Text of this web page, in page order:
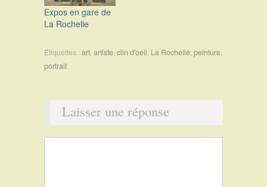
Expos en gare de
La Rochelle
Étiquettes :art,artiste,clin d'oeil, La Rochelle,peinture,
portrait
Laisser une réponse